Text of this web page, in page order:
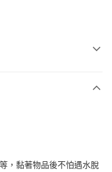
，黏著物品後不怕遇水脫